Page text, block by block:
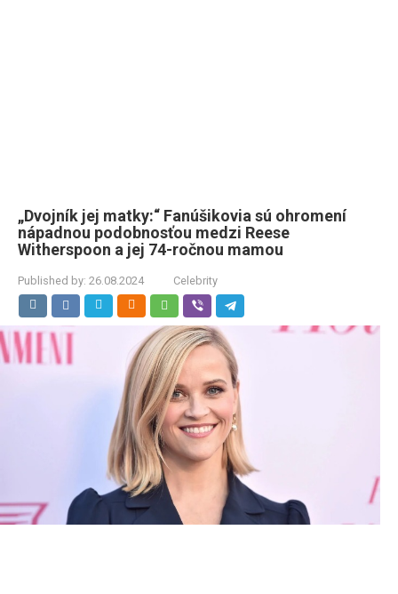
„Dvojník jej matky:“ Fanúšikovia sú ohromení
nápadnou podobnosťou medzi Reese
Witherspoon a jej 74-ročnou mamou
Published by: 26.08.2024 Celebrity